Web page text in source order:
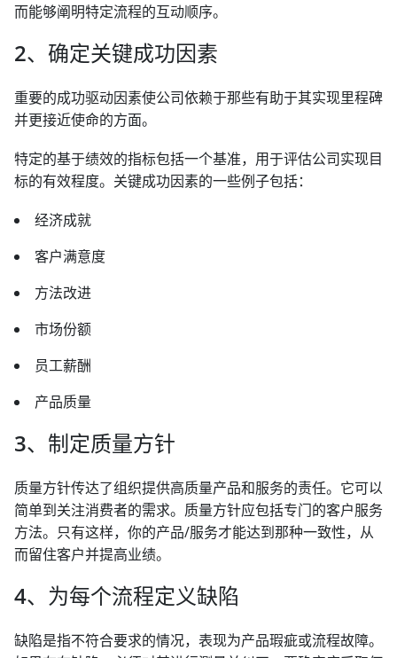
而能够阐明特定流程的互动顺序。
2、确定关键成功因素
重要的成功驱动因素使公司依赖于那些有助于其实现里程碑
并更接近使命的方面。
特定的基于绩效的指标包括一个基准，用于评估公司实现目
标的有效程度。关键成功因素的一些例子包括：
经济成就
客户满意度
方法改进
市场份额
员工薪酬
产品质量
3、制定质量方针
质量方针传达了组织提供高质量产品和服务的责任。它可以
简单到关注消费者的需求。质量方针应包括专门的客户服务
方法。只有这样，你的产品/服务才能达到那种一致性，从
而留住客户并提高业绩。
4、为每个流程定义缺陷
缺陷是指不符合要求的情况，表现为产品瑕疵或流程故障。